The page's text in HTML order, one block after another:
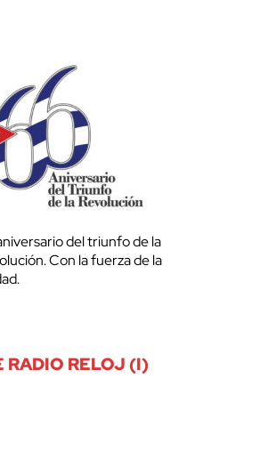
del triunfo de la
Con la fuerza de la
RADIO RELOJ (I)